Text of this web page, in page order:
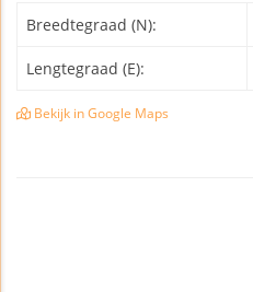
Breedtegraad (N):
Lengtegraad (E):
Bekijk in Google Maps